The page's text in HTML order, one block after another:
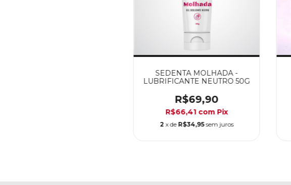
SEDENTA MOLHADA -
LUBRIFICANTE NEUTRO 50G
R$69,90
R$66,41 com Pix
2 x de R$34,95 sem juros